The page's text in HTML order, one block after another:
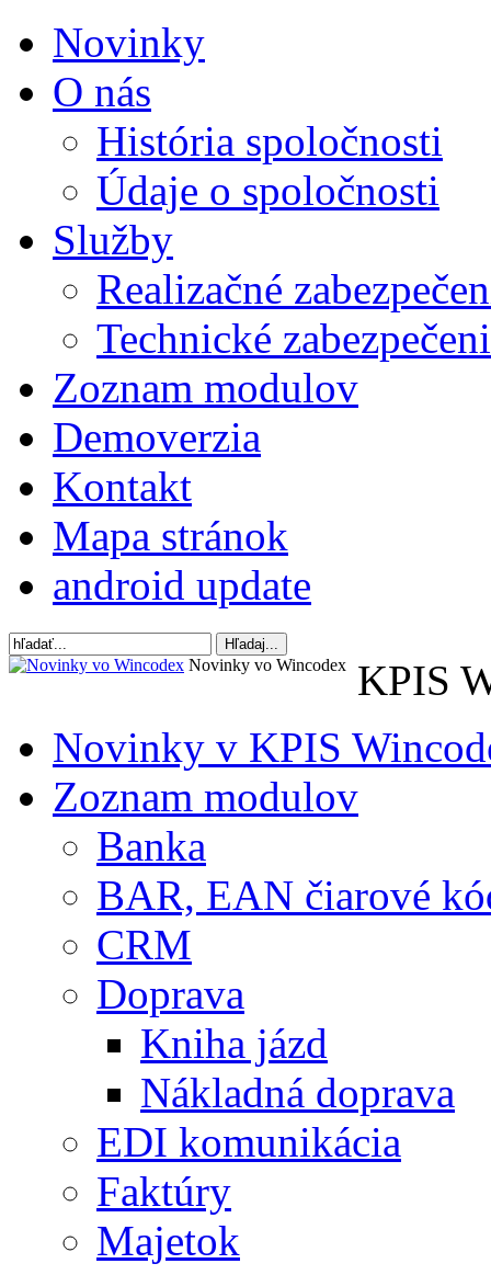
Novinky
O nás
História spoločnosti
Údaje o spoločnosti
Služby
Realizačné
Technické
Zoznam modulov
Demoverzia
Kontakt
Mapa stránok
android update
Novinky vo Wincodex
KPIS
Novinky v KPIS
Zoznam modulov
Banka
BAR, EAN čiarové
CRM
Doprava
Kniha jázd
Nákladná doprava
EDI komunikácia
Faktúry
Majetok